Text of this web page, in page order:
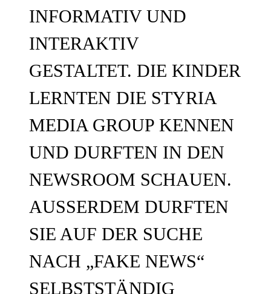
INFORMATIV UND
INTERAKTIV
GESTALTET. DIE KINDER
LERNTEN DIE STYRIA
MEDIA GROUP KENNEN
UND DURFTEN IN DEN
NEWSROOM SCHAUEN.
AUSSERDEM DURFTEN S
IE AUF DER SUCHE N
ACH „FAKE NEWS“ S
ELBSTSTÄNDIG N